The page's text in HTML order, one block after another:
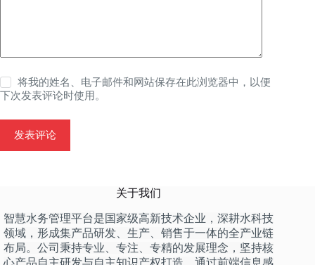
将我的姓名、电子邮件和网站保存在此浏览器中，以便
下次发表评论时使用。
发表评论
关于我们
智慧水务管理平台是国家级高新技术企业，深耕水科技
领域，形成集产品研发、生产、销售于一体的全产业链
布局。公司秉持专业、专注、专精的发展理念，坚持核
心产品自主研发与自主知识产权打造，通过前端信息感